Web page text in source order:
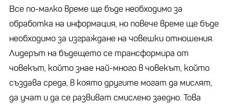
Все по-малко време ще бъде необходимо за
обработка на информация, но повече време ще бъде
необходимо за изграждане на човешки отношения.
Лидерът на бъдещето се трансформира от
човекът, който знае най-много в човекът, който
създава среда, в която другите могат да мислят,
да учат и да се развиват смислено заедно. Това